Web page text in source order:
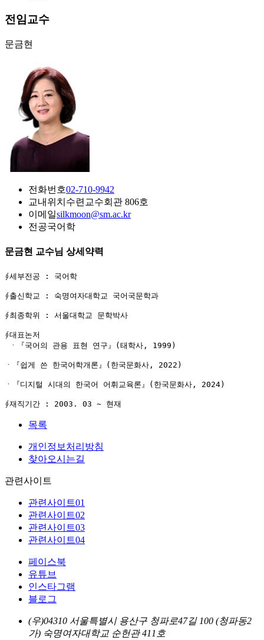
전임교수
문금현
전화번호02-710-9942
교내위치 수련교수회관 806호
이메일silkmoon@sm.ac.kr
전공국어학
문금현 교수님 상세약력
∮세부전공 : 국어학
∮출신학교 : 숙명여자대학교 국어국문학과
∮최종학위 : 서울대학교 문학박사
∮대표논저
ㆍ『국어의 관용 표현 연구』(태학사, 1999)
ㆍ『쉽게 쓴 한국어학개론』(한국문화사, 2022)
ㆍ『디지털 시대의 한국어 어휘교육론』(한국문화사, 2024)
∮재직기간 : 2003. 03 ~ 현재
목록
개인정보처리방침
찾아오시는길
관련사이트
관련사이트01
관련사이트02
관련사이트03
관련사이트04
페이스북
유튜브
인스타그램
블로그
(우)04310 서울특별시 용산구 청파로47길 100 (청파동2
가) 숙명여자대학교 순헌관 411호